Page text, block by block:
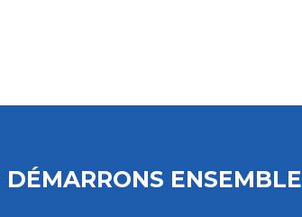
DÉMARRONS ENSEMBLE